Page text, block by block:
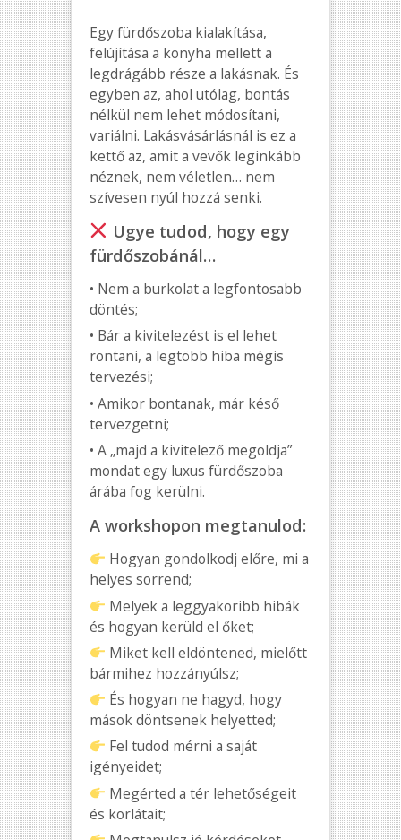
Egy fürdőszoba kialakítása,
felújítása a konyha mellett a
legdrágább része a lakásnak. És
egyben az, ahol utólag, bontás
nélkül nem lehet módosítani,
variálni. Lakásvásárlásnál is ez a
kettő az, amit a vevők leginkább
néznek, nem véletlen… nem
szívesen nyúl hozzá senki.
Ugye tudod, hogy egy
fürdőszobánál…
• Nem a burkolat a legfontosabb
döntés;
• Bár a kivitelezést is el lehet
rontani, a legtöbb hiba mégis
tervezési;
• Amikor bontanak, már késő
tervezgetni;
• A „majd a kivitelező megoldja”
mondat egy luxus fürdőszoba
árába fog kerülni.
A workshopon megtanulod:
Hogyan gondolkodj előre, mi a
helyes sorrend;
Melyek a leggyakoribb hibák
és hogyan kerüld el őket;
Miket kell eldöntened, mielőtt
bármihez hozzányúlsz;
És hogyan ne hagyd, hogy
mások döntsenek helyetted;
Fel tudod mérni a saját
igényeidet;
Megérted a tér lehetőségeit
és korlátait;